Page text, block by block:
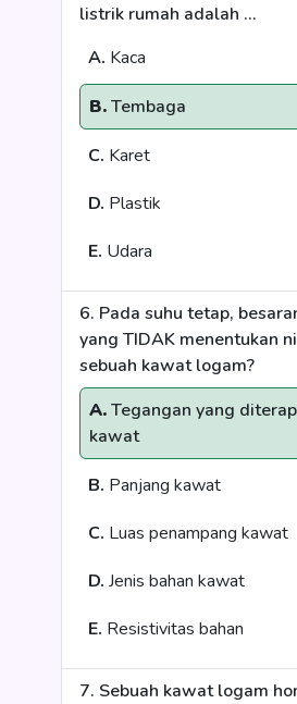
listrik rumah adalah ...
A. Kaca
B.Tembaga
C. Karet
D. Plastik
E. Udara
6. Pada suhu tetap,
yang TIDAK menentukan
sebuah kawat logam?
A.Tegangan yang
kawat
B. Panjang kawat
C. Luas penampang kawat
D. Jenis bahan kawat
E. Resistivitas bahan
7. Sebuah kawat logam